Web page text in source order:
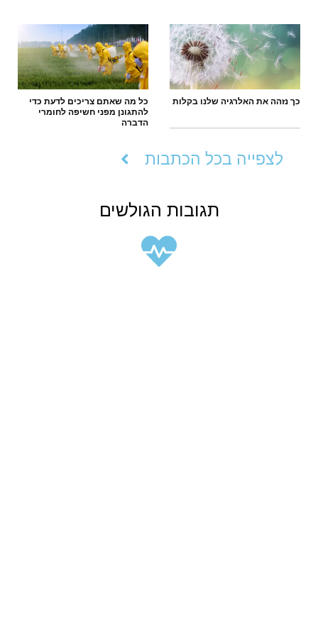
כך נזהה את האלרגיה שלנו בקלות
כל מה שאתם צריכים לדעת כדי
להתגונן מפני חשיפה לחומרי
הדברה
לצפייה בכל הכתבות
תגובות הגולשים